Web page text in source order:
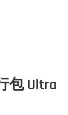
包 Ultra